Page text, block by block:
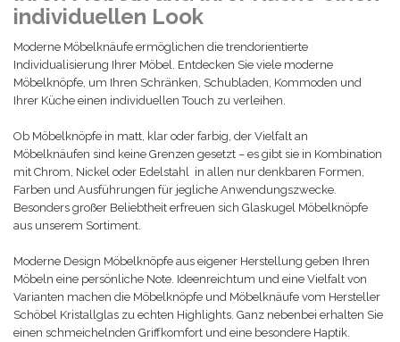
individuellen Look
Moderne Möbelknäufe ermöglichen die trendorientierte
Individualisierung Ihrer Möbel. Entdecken Sie viele moderne
Möbelknöpfe, um Ihren Schränken, Schubladen, Kommoden und
Ihrer Küche einen individuellen Touch zu verleihen.
Ob Möbelknöpfe in matt, klar oder farbig, der Vielfalt an
Möbelknäufen sind keine Grenzen gesetzt – es gibt sie in Kombination
mit Chrom, Nickel oder Edelstahl in allen nur denkbaren Formen,
Farben und Ausführungen für jegliche Anwendungszwecke.
Besonders großer Beliebtheit erfreuen sich Glaskugel Möbelknöpfe
aus unserem Sortiment.
Moderne Design Möbelknöpfe aus eigener Herstellung geben Ihren
Möbeln eine persönliche Note. Ideenreichtum und eine Vielfalt von
Varianten machen die Möbelknöpfe und Möbelknäufe vom Hersteller
Schöbel Kristallglas zu echten Highlights. Ganz nebenbei erhalten Sie
einen schmeichelnden Griffkomfort und eine besondere Haptik.